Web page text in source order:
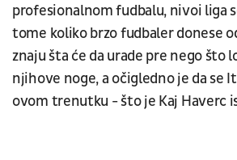
profesionalnom fudbalu, nivoi liga
tome koliko brzo fudbaler donese
znaju šta će da urade pre nego što
njihove noge, a očigledno je da se
ovom trenutku - što je Kaj Haverc